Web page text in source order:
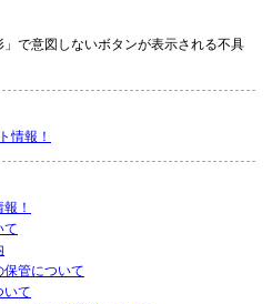
」で意図しないボタンが表示される不具
情報！
！
て
保管について
いて